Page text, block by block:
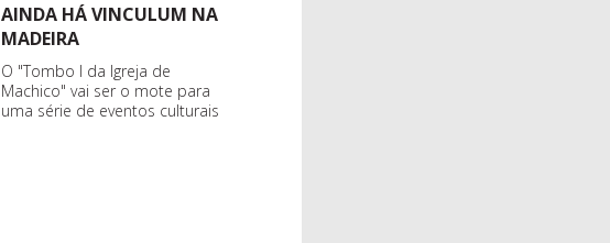
AINDA HÁ VINCULUM NA
MADEIRA
O "Tombo I da Igreja de
Machico" vai ser o mote para
uma série de eventos culturais